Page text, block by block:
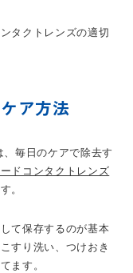
タクトレンズの適切
ア方法
毎日のケアで除去す
ドコンタクトレンズ
。
て保存するのが基本
すり洗い、つけおき
ます。